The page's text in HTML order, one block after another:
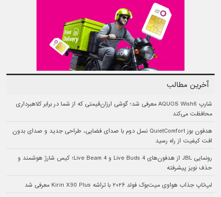
آخرین مطالب
شارپ AQUOS Wish6 معرفی شد؛ گوشی ارزان‌قیمتی که از شما در برابر کلاهبرداری
محافظت می‌کند
هدفون بوز QuietComfort نسل دوم با صدای فضایی، طراحی جدید و صدای بدون
افت کیفیت از راه رسید
رونمایی JBL از هدفون‌های Live Buds 4 و Live Beam 4؛ کیس شارژ هوشمند و
حذف نویز پیشرفته
لپ‌تاپ جذاب هواوی میت‌بوک فولد ۲۰۲۶ با تراشه Kirin X90 Plus معرفی شد